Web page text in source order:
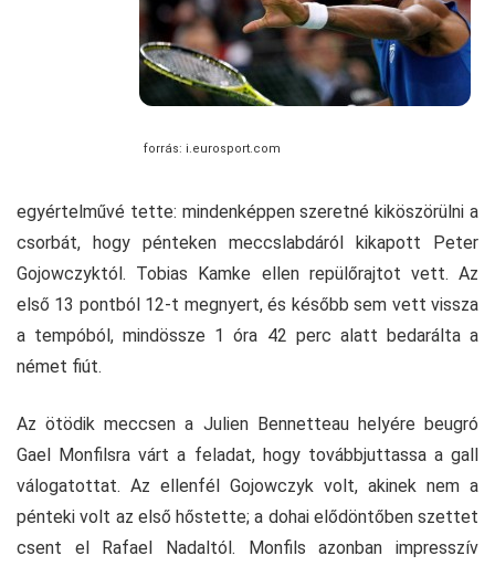
forrás: i.eurosport.com
egyértelművé tette: mindenképpen szeretné kiköszörülni a
csorbát, hogy pénteken meccslabdáról kikapott Peter
Gojowczyktól. Tobias Kamke ellen repülőrajtot vett. Az
első 13 pontból 12-t megnyert, és később sem vett vissza
a tempóból, mindössze 1 óra 42 perc alatt bedarálta a
német fiút.
Az ötödik meccsen a Julien Bennetteau helyére beugró
Gael Monfilsra várt a feladat, hogy továbbjuttassa a gall
válogatottat. Az ellenfél Gojowczyk volt, akinek nem a
pénteki volt az első hőstette; a dohai elődöntőben szettet
csent el Rafael Nadaltól. Monfils azonban impresszív